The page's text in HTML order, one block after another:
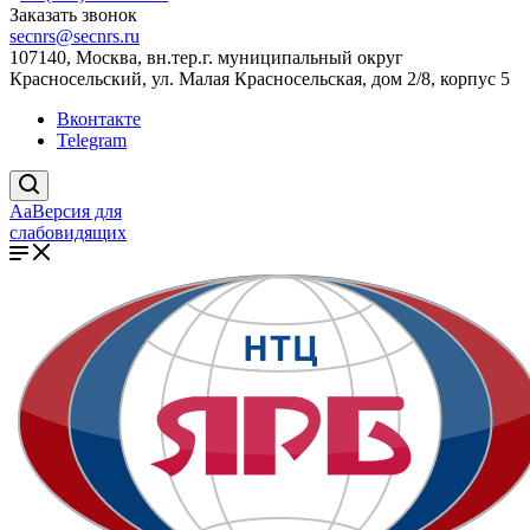
Заказать звонок
secnrs@secnrs.ru
107140, Москва, вн.тер.г. муниципальный округ
Красносельский, ул. Малая Красносельская, дом 2/8, корпус 5
Вконтакте
Telegram
AaВерсия для
слабовидящих